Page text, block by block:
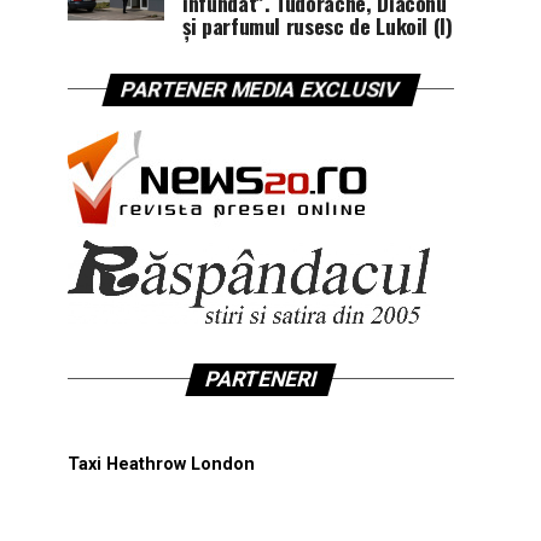
și parfumul rusesc de Lukoil (I)
PARTENER MEDIA EXCLUSIV
PARTENERI
Taxi Heathrow London